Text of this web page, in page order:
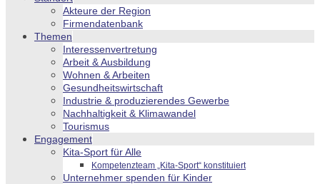
Akteure der Region
Firmendatenbank
Themen
Interessenvertretung
Arbeit & Ausbildung
Wohnen & Arbeiten
Gesundheitswirtschaft
Industrie & produzierendes Gewerbe
Nachhaltigkeit & Klimawandel
Tourismus
Engagement
Kita-Sport für Alle
Kompetenzteam „Kita-Sport“ konstituiert
Unternehmer spenden für Kinder